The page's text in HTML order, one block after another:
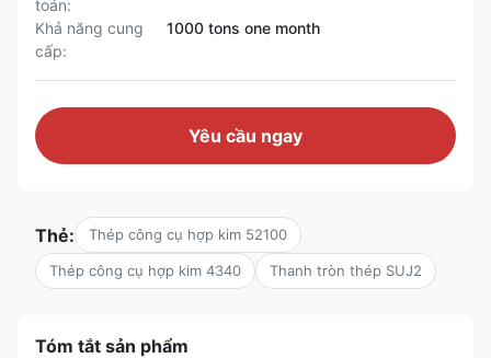
toán:
Khả năng cung
cấp:
1000 tons one month
Yêu cầu ngay
Thẻ: Thép công cụ hợp kim 52100
Thép công cụ hợp kim 4340 Thanh tròn thép SUJ2
Tóm tắt sản phẩm